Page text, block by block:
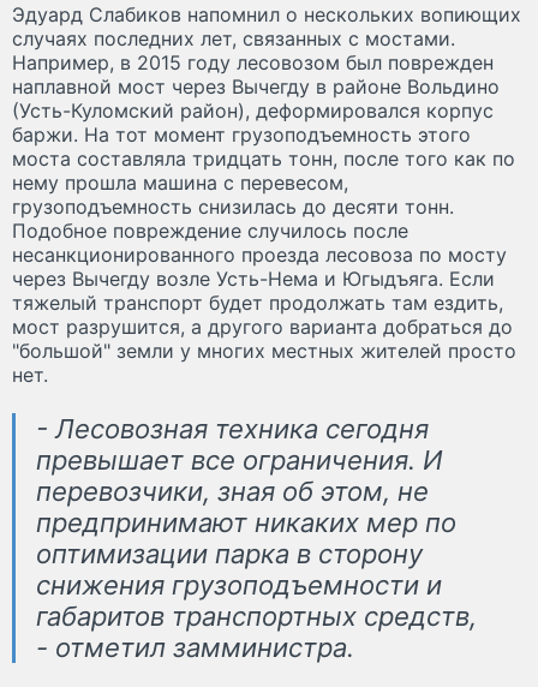
Эдуард Слабиков напомнил о нескольких вопиющих
случаях последних лет, связанных с мостами.
Например, в 2015 году лесовозом был поврежден
наплавной мост через Вычегду в районе Вольдино
(Усть-Куломский район), деформировался корпус
баржи. На тот момент грузоподъемность этого
моста составляла тридцать тонн, после того как по
нему прошла машина с перевесом,
грузоподъемность снизилась до десяти тонн.
Подобное повреждение случилось после
несанкционированного проезда лесовоза по мосту
через Вычегду возле Усть-Нема и Югыдъяга. Если
тяжелый транспорт будет продолжать там ездить,
мост разрушится, а другого варианта добраться до
"большой" земли у многих местных жителей просто
нет.
- Лесовозная техника сегодня
превышает все ограничения. И
перевозчики, зная об этом, не
предпринимают никаких мер по
оптимизации парка в сторону
снижения грузоподъемности и
габаритов транспортных средств,
- отметил замминистра.